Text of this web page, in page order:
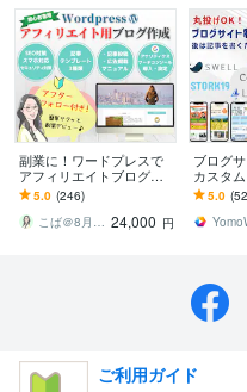
副業に！ワードプレスで
アフィリエイトブログ作
ります SEO対策済・アド
センス対応・有料テーマ
カスタマイズもOK
5.0 (246)
こば＠8月7日～8月16日夏季休業 24,000 円
ブログ
カスタ
ます
ghtning
5.0
ご利用ガイド